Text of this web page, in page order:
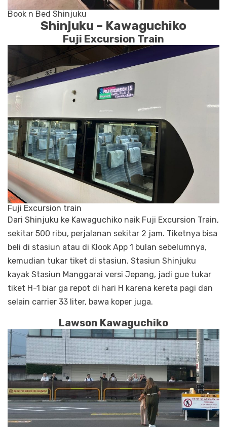
Book n Bed Shinjuku
Shinjuku – Kawaguchiko
Fuji Excursion Train
Fuji Excursion train
Dari Shinjuku ke Kawaguchiko naik Fuji Excursion Train,
sekitar 500 ribu, perjalanan sekitar 2 jam. Tiketnya bisa
beli di stasiun atau di Klook App 1 bulan sebelumnya,
kemudian tukar tiket di stasiun. Stasiun Shinjuku
kayak Stasiun Manggarai versi Jepang, jadi gue tukar
tiket H-1 biar ga repot di hari H karena kereta pagi dan
selain carrier 33 liter, bawa koper juga.
Lawson Kawaguchiko